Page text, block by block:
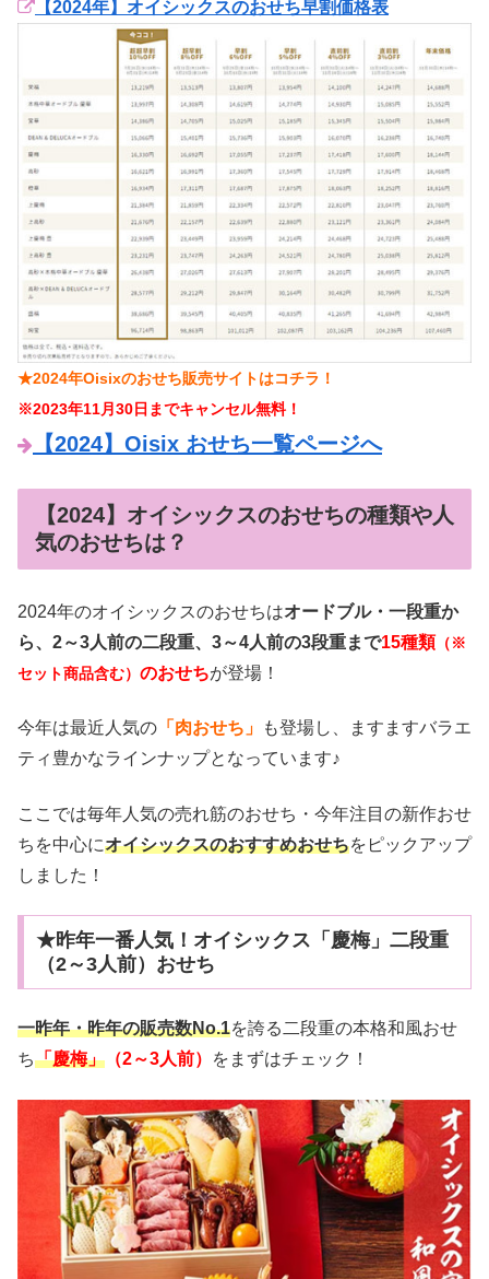
【2024年】オイシックスのおせち早割価格表
★2024年Oisixのおせち販売サイトはコチラ！
※2023年11月30日までキャンセル無料！
【2024】Oisix おせち一覧ページへ
【2024】オイシックスのおせちの種類や人
気のおせちは？
2024年のオイシックスのおせちはオードブル・一段重か
ら、2～3人前の二段重、3～4人前の3段重まで15種類 （※
セット商品含む） のおせちが登場！
今年は最近人気の 「肉おせち」
も登場し、ますますバラエ
ティ豊かなラインナップとなっています♪
ここでは毎年人気の売れ筋のおせち・今年注目の新作おせ
ちを中心にオイシックスのおすすめおせちをピックアップ
しました！
★昨年一番人気！オイシックス「慶梅」二段重
（2～3人前）おせち
一昨年・昨年の販売数No.1を誇る二段重の本格和風おせ
ち「慶梅」 （2～3人前） をまずはチェック！